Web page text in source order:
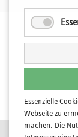
Navigation
Essenzielle
Webseite zu
machen. Die